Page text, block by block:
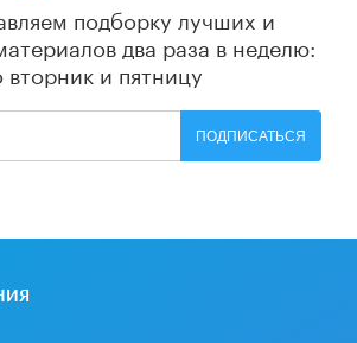
подборку лучших и
два раза в неделю:
вторник и пятницу
ПОДПИСАТЬСЯ